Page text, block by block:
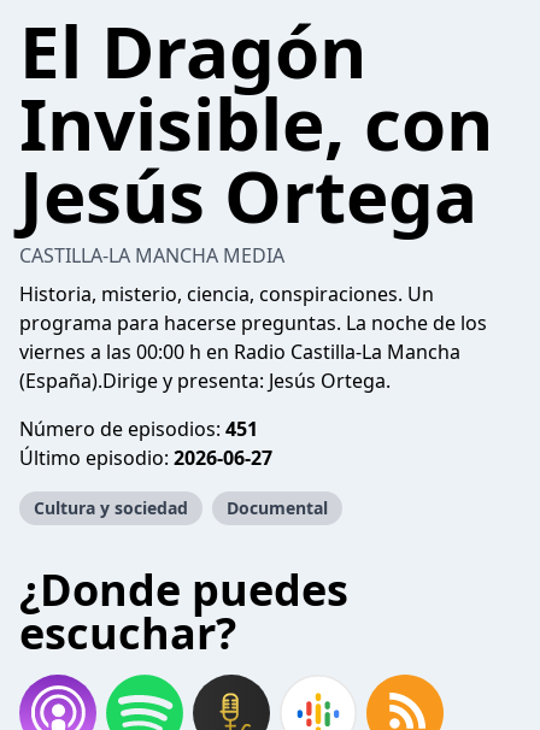
El Dragón
Invisible, con
Jesús Ortega
CASTILLA-LA MANCHA MEDIA
Historia, misterio, ciencia, conspiraciones. Un
programa para hacerse preguntas. La noche de los
viernes a las 00:00 h en Radio Castilla-La Mancha
(España).Dirige y presenta: Jesús Ortega.
Número de episodios: 451
Último episodio: 2026-06-27
Cultura y sociedad Documental
¿Donde puedes
escuchar?